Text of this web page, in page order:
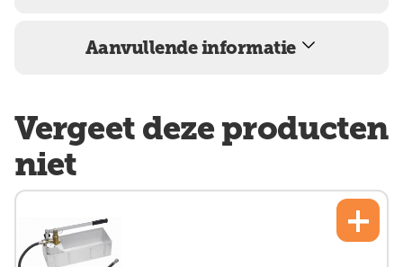
Aanvullende informatie
Vergeet deze producten
niet
+